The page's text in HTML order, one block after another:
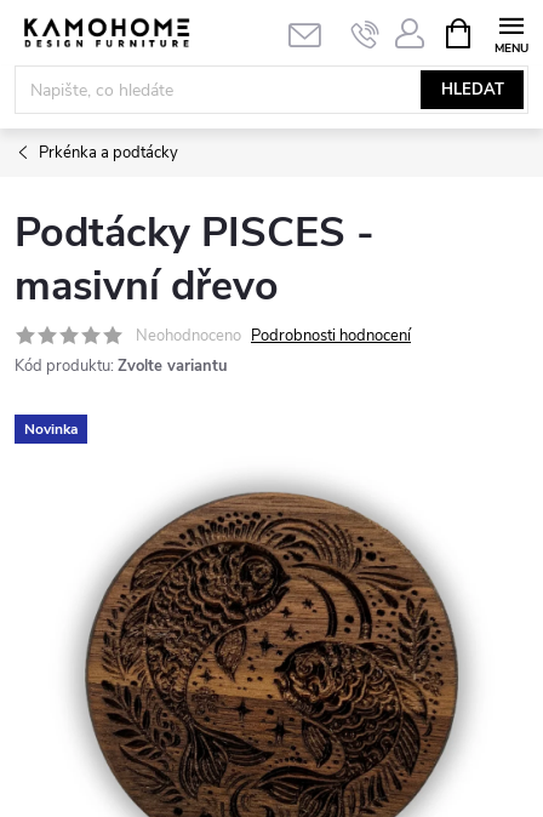
Přejít
obsah
HLEDAT
NÁKUPNÍ
KOŠÍK
Prkénka a podtácky
Podtácky PISCES -
masivní dřevo
Neohodnoceno Podrobnosti hodnocení
Kód produktu: Zvolte variantu
Novinka